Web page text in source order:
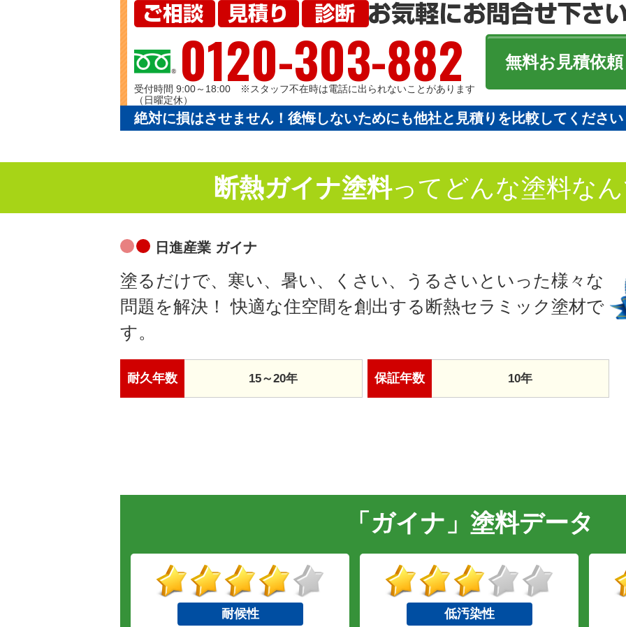
0120-303-882
受付時間 9:00～18:00 ※スタッフ不在時は電話に出られないことがあります
（日曜定休）
無料お見積依頼
絶対に損はさせません！後悔しないためにも他社と見積りを比較してください
断熱ガイナ塗料ってどんな塗料な
日進産業 ガイナ
塗るだけで、寒い、暑い、くさい、うるさいといった様々な
問題を解決！ 快適な住空間を創出する断熱セラミック塗材で
す。
耐久年数 15～20年 保証年数 10年
「ガイナ」塗料データ
耐候性 低汚染性